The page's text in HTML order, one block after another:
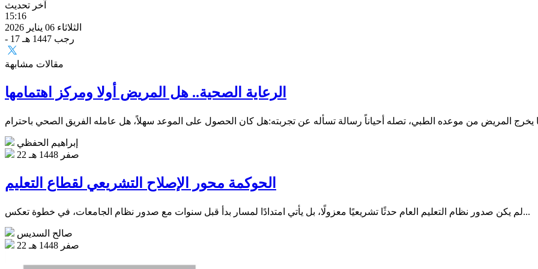
آخر تحديث
15:16
الثلاثاء 06 يناير 2026
- 17 رجب 1447 هـ
مقالات مشابهة
الرعاية الصحية.. هل المريض أولا ومركز اهتمامها
إبراهيم الحفظي
22 صفر 1448 هـ
الحوكمة محور الإصلاح التشريعي لقطاع التعليم
لم يكن صدور نظام التعليم العام حدثًا تشريعيًا معزولًا، بل يأتي امتدادًا لمسار بدأ قبل سنوات مع صدور نظام الجامعات، في خطوة تعكس...
صالح السديس
22 صفر 1448 هـ